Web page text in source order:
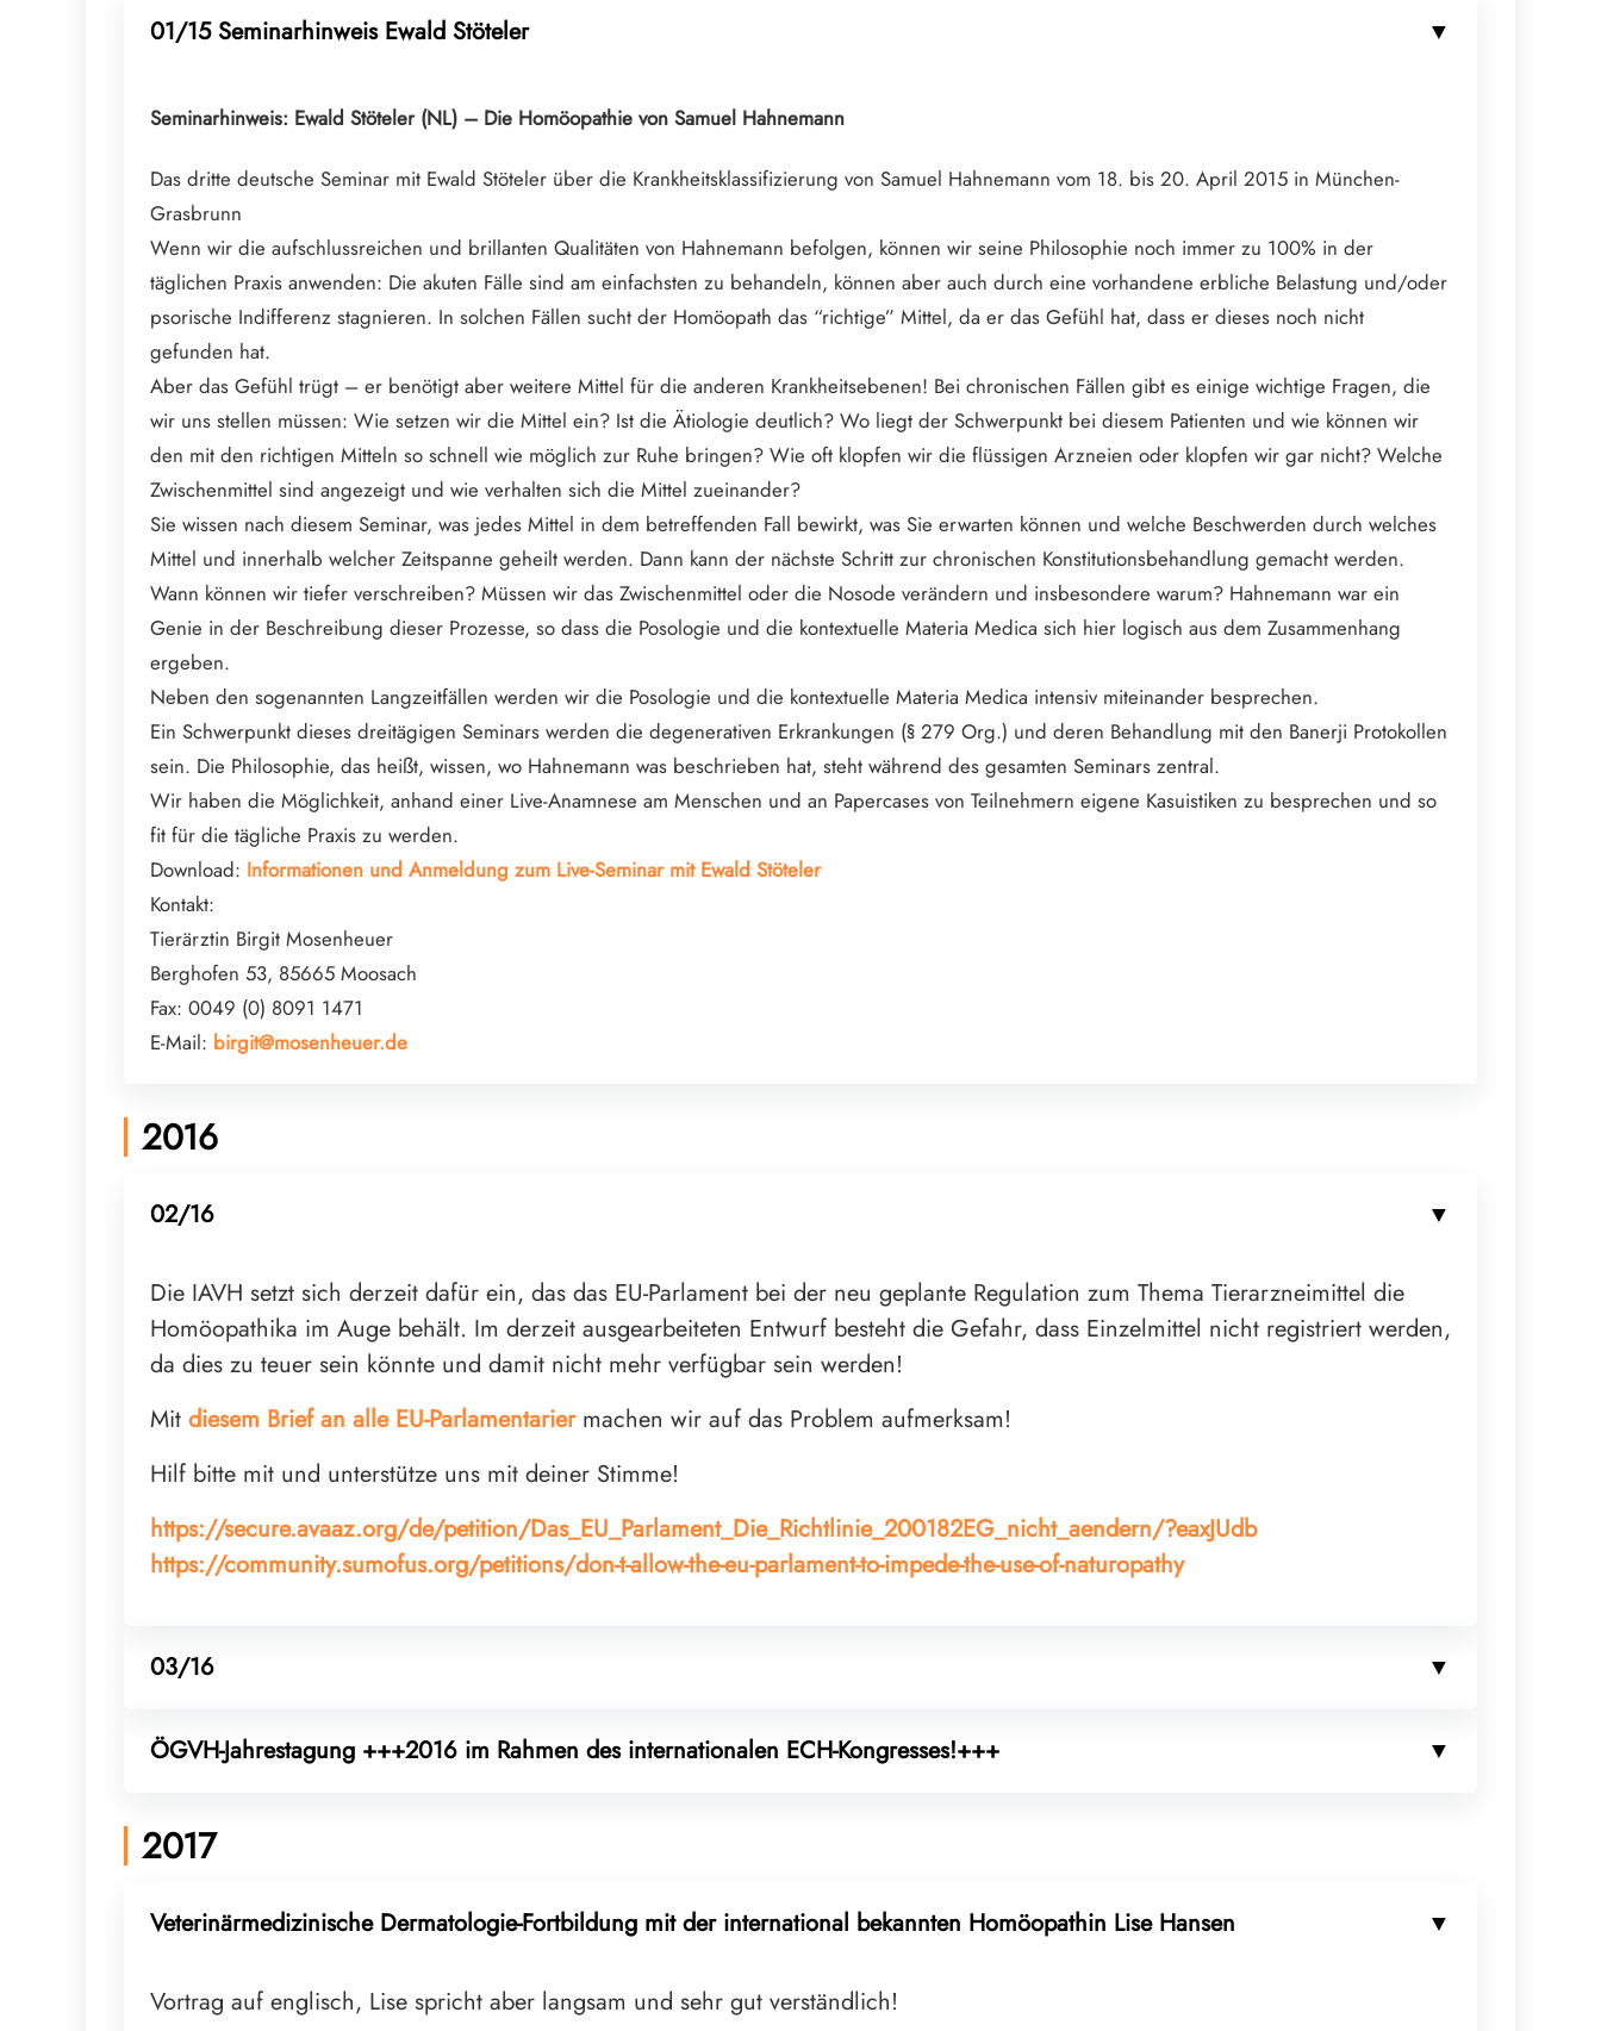
01/15 Seminarhinweis Ewald Stöteler
Seminarhinweis: Ewald Stöteler (NL) – Die Homöopathie von Samuel Hahnemann
Das dritte deutsche Seminar mit Ewald Stöteler über die Krankheitsklassifizierung von Samuel Hahnemann vom 18. bis 20. April 2015 in München-
Grasbrunn
Wenn wir die aufschlussreichen und brillanten Qualitäten von Hahnemann befolgen, können wir seine Philosophie noch immer zu 100% in der
täglichen Praxis anwenden: Die akuten Fälle sind am einfachsten zu behandeln, können aber auch durch eine vorhandene erbliche Belastung und/oder
psorische Indifferenz stagnieren. In solchen Fällen sucht der Homöopath das “richtige” Mittel, da er das Gefühl hat, dass er dieses noch nicht
gefunden hat.
Aber das Gefühl trügt – er benötigt aber weitere Mittel für die anderen Krankheitsebenen! Bei chronischen Fällen gibt es einige wichtige Fragen, die
wir uns stellen müssen: Wie setzen wir die Mittel ein? Ist die Ätiologie deutlich? Wo liegt der Schwerpunkt bei diesem Patienten und wie können wir
den mit den richtigen Mitteln so schnell wie möglich zur Ruhe bringen? Wie oft klopfen wir die flüssigen Arzneien oder klopfen wir gar nicht? Welche
Zwischenmittel sind angezeigt und wie verhalten sich die Mittel zueinander?
Sie wissen nach diesem Seminar, was jedes Mittel in dem betreffenden Fall bewirkt, was Sie erwarten können und welche Beschwerden durch welches
Mittel und innerhalb welcher Zeitspanne geheilt werden. Dann kann der nächste Schritt zur chronischen Konstitutionsbehandlung gemacht werden.
Wann können wir tiefer verschreiben? Müssen wir das Zwischenmittel oder die Nosode verändern und insbesondere warum? Hahnemann war ein
Genie in der Beschreibung dieser Prozesse, so dass die Posologie und die kontextuelle Materia Medica sich hier logisch aus dem Zusammenhang
ergeben.
Neben den sogenannten Langzeitfällen werden wir die Posologie und die kontextuelle Materia Medica intensiv miteinander besprechen.
Ein Schwerpunkt dieses dreitägigen Seminars werden die degenerativen Erkrankungen (§ 279 Org.) und deren Behandlung mit den Banerji Protokollen
sein. Die Philosophie, das heißt, wissen, wo Hahnemann was beschrieben hat, steht während des gesamten Seminars zentral.
Wir haben die Möglichkeit, anhand einer Live-Anamnese am Menschen und an Papercases von Teilnehmern eigene Kasuistiken zu besprechen und so
fit für die tägliche Praxis zu werden.
Download: Informationen und Anmeldung zum Live-Seminar mit Ewald Stöteler
Kontakt:
Tierärztin Birgit Mosenheuer
Berghofen 53, 85665 Moosach
Fax: 0049 (0) 8091 1471
E-Mail: birgit@mosenheuer.de
2016
02/16
Die IAVH setzt sich derzeit dafür ein, das das EU-Parlament bei der neu geplante Regulation zum Thema Tierarzneimittel die
Homöopathika im Auge behält. Im derzeit ausgearbeiteten Entwurf besteht die Gefahr, dass Einzelmittel nicht registriert werden,
da dies zu teuer sein könnte und damit nicht mehr verfügbar sein werden!
Mit diesem Brief an alle EU-Parlamentariermachen wir auf das Problem aufmerksam!
Hilf bitte mit und unterstütze uns mit deiner Stimme!
https://secure.avaaz.org/de/petition/Das_EU_Parlament_Die_Richtlinie_200182EG_nicht_aendern/?eaxJUdb
https://community.sumofus.org/petitions/don-t-allow-the-eu-parlament-to-impede-the-use-of-naturopathy
03/16
ÖGVH-Jahrestagung +++2016 im Rahmen des internationalen ECH-Kongresses!+++
2017
Veterinärmedizinische Dermatologie-Fortbildung mit der international bekannten Homöopathin Lise Hansen
Vortrag auf englisch, Lise spricht aber langsam und sehr gut verständlich!